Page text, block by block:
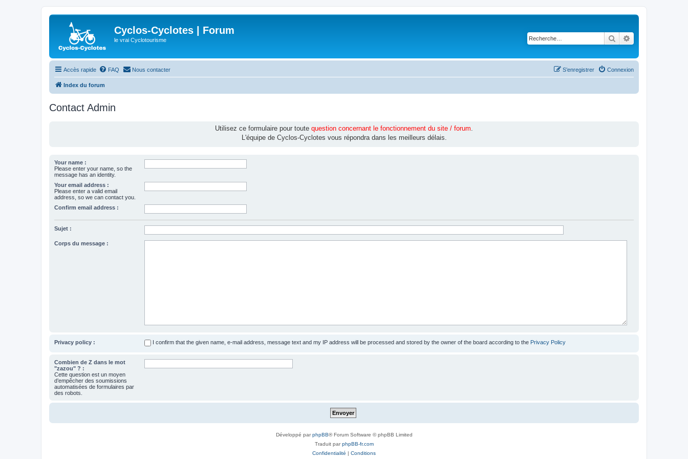
Cyclos-Cyclotes | Forum
le vrai Cyclotourisme Rechercher
Accès rapide FAQ Nous contacter Connexion
S’enregistrer
Index du forum
Contact Admin
Utilisez ce formulaire pour toute question concernant le fonctionnement du site / forum.
L'équipe de Cyclos-Cyclotes vous répondra dans les meilleurs délais.
Your name :
Please enter your name, so the
message has an identity.
Your email address :
Please enter a valid email
address, so we can contact you.
Confirm email address :
Sujet :
Corps du message :
Privacy policy : I confirm that the given name, e-mail address, message text and my IP address will be processed and stored by the owner of the board according to the Privacy Policy
Combien de Z dans le mot
"zazou" ? :
Cette question est un moyen
d’empêcher des soumissions
automatisées de formulaires par
des robots.
Développé parphpBB® Forum Software © phpBB Limited
Traduit parphpBB-fr.com
Confidentialité | Conditions